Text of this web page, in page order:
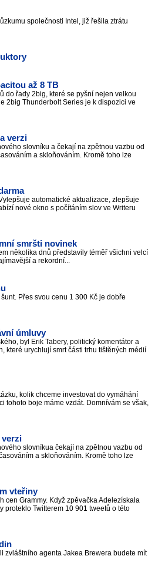
společnosti Intel, již řešila ztrátu
až 8 TB
do řady 2big, které se pyšní nejen velkou
2big Thunderbolt Series je k dispozici ve
verzi
slovníku a čekají na zpětnou vazbu od
a skloňováním. Kromě toho lze
automatické aktualizace, zlepšuje
nové okno s počítáním slov ve Writeru
smršti novinek
několika dnů představily téměř všichni velcí
a rekordní...
Přes svou cenu 1 300 Kč je dobře
úmluvy
byl Erik Tabery, politický komentátor a
které urychlují smrt části trhu tištěných médií
kolik chceme investovat do vymáhání
tohoto boje máme vzdát. Domnívám se však,
verzi
slovníkua čekají na zpětnou vazbu od
a skloňováním. Kromě toho lze
vteřiny
Grammy. Když zpěvačka Adelezískala
proteklo Twitterem 10 901 tweetů o této
zvláštního agenta Jakea Brewera budete mít